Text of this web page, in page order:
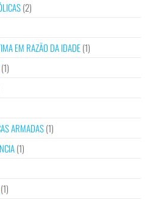
(2)
EM RAZÃO DA IDADE(1)
(1)
ARMADAS(1)
(1)
(1)